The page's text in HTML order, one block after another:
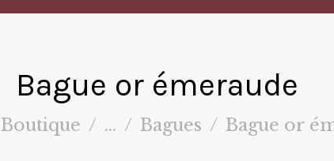
Bague or émeraude
Boutique ... Bagues Bague or